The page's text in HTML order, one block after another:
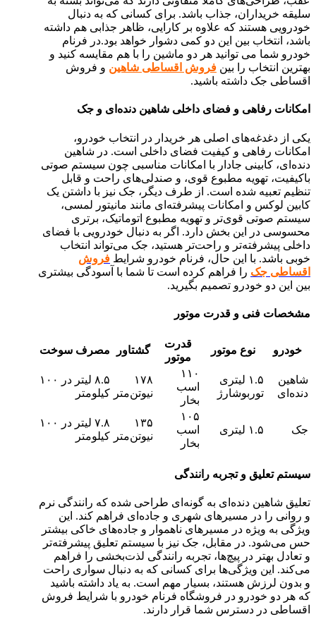
سلیقه خریداران، جذاب باشد. برای کسانی که به دنبال
خودرویی هستند که علاوه بر کارایی، ظاهر جذابی هم داشته
باشد، انتخاب بین این دو کمی دشوار خواهد بود.در فرنام
خودرو شما می توانید هر دو ماشین را با هم مقایسه کنید و
بهترین انتخاب را بین فروش اقساطی شاهین و فروش
اقساطی جک داشته باشید.
امکانات رفاهی و فضای داخلی شاهین دنده‌ای و جک
یکی از دغدغه‌های اصلی هر خریدار در انتخاب خودرو،
امکانات رفاهی و کیفیت فضای داخلی است. در شاهین
دنده‌ای، کابینی جادار با امکانات مناسبی چون سیستم صوتی
باکیفیت، تهویه مطبوع قوی، و صندلی‌های راحت و قابل
تنظیم تعبیه شده است. از طرف دیگر، جک نیز با داشتن یک
کابین لوکس و امکانات پیشرفته‌ای مانند مانیتور لمسی،
سیستم صوتی قوی‌تر و تهویه مطبوع اتوماتیک، برتری
محسوسی در این بخش دارد. اگر به دنبال خودرویی با فضای
داخلی پیشرفته‌تر و راحت‌تر هستید، جک می‌تواند انتخاب
خوبی باشد. با این حال، فرنام خودرو شرایط فروش
اقساطی جک را فراهم کرده است تا شما با آسودگی بیشتری
بین این دو خودرو تصمیم بگیرید.
مشخصات فنی و قدرت موتور
خودرو نوع موتور
قدرت
موتور
گشتاور مصرف سوخت
شاهین
دنده‌ای
۱.۵ لیتری
توربوشارژ
۱۱۰
اسب
بخار
۱۷۸
نیوتن‌متر
۸.۵ لیتر در ۱۰۰
کیلومتر
جک ۱.۵ لیتری
۱۰۵
اسب
بخار
۱۳۵
نیوتن‌متر
۷.۸ لیتر در ۱۰۰
کیلومتر
سیستم تعلیق و تجربه رانندگی
تعلیق شاهین دنده‌ای به گونه‌ای طراحی شده که رانندگی نرم
و روانی را در مسیرهای شهری و جاده‌ای فراهم کند. این
ویژگی به ویژه در مسیرهای ناهموار و جاده‌های خاکی بیشتر
حس می‌شود. در مقابل، جک نیز با سیستم تعلیق پیشرفته‌تر
و تعادل بهتر در پیچ‌ها، تجربه رانندگی لذت‌بخشی را فراهم
می‌کند. این ویژگی‌ها برای کسانی که به دنبال سواری راحت
و بدون لرزش هستند، بسیار مهم است. به یاد داشته باشید
که هر دو خودرو در فروشگاه فرنام خودرو با شرایط فروش
اقساطی در دسترس شما قرار دارند.